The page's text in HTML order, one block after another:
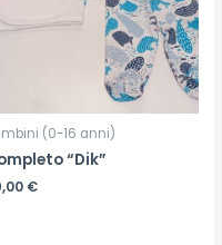
(0-16 anni)
“Dik”
€